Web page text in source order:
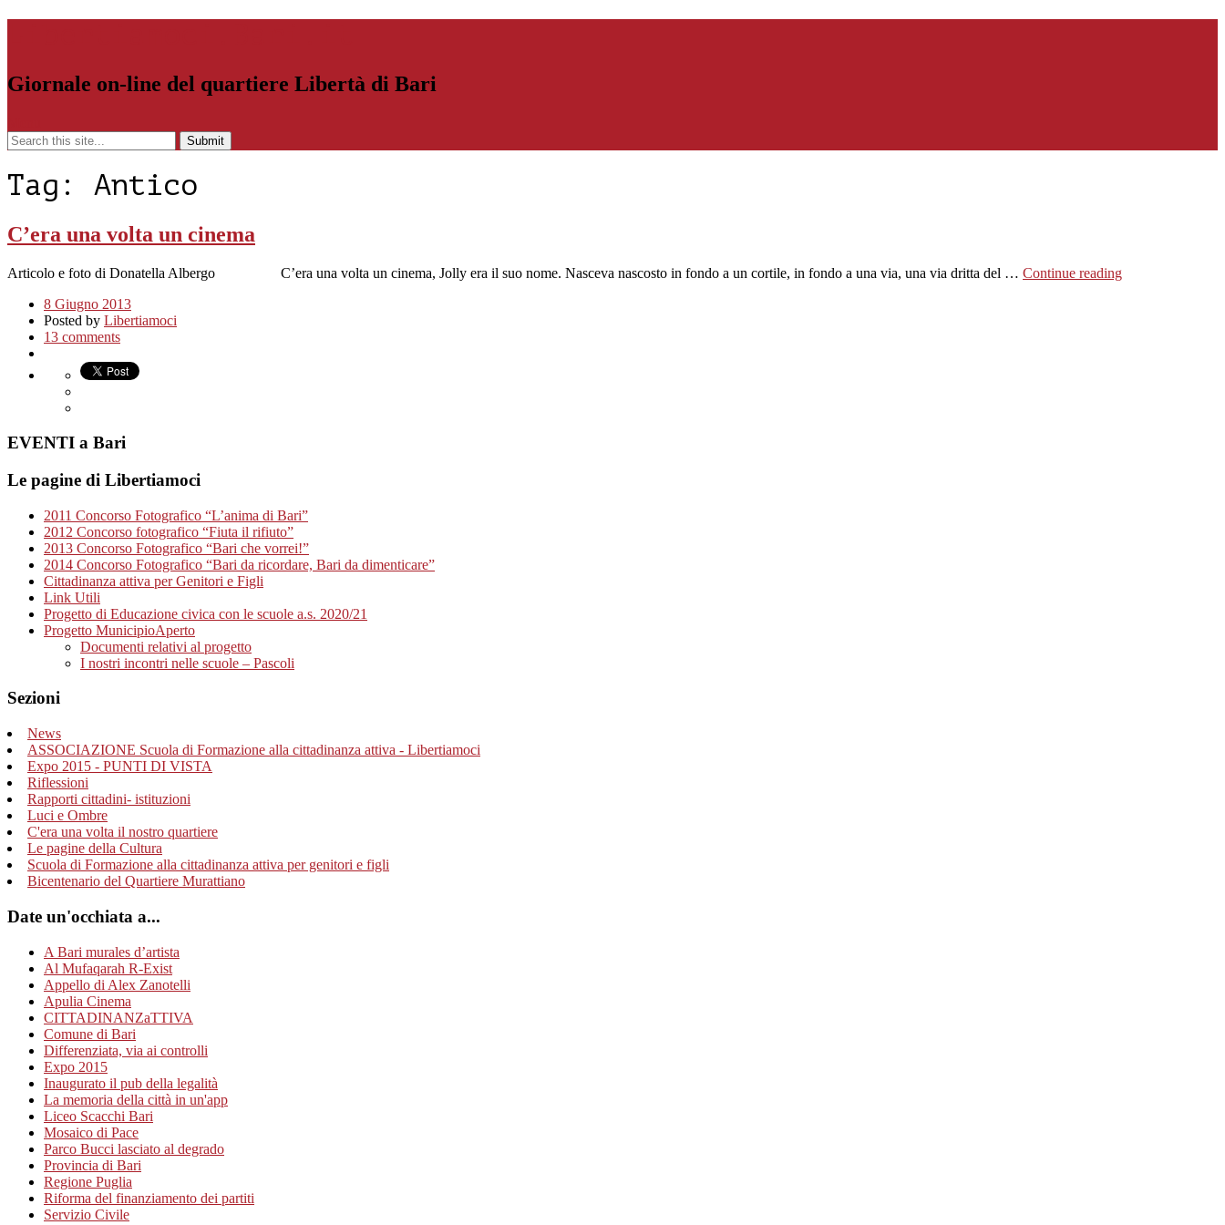
Giornale on-line del quartiere Libertà di Bari
Tag: Antico
C’era una volta un cinema
Articolo e foto di Donatella Albergo C’era una volta un cinema, Jolly era il suo nome. Nasceva nascosto in fondo a un cortile, in fondo a una via, una via dritta del … Continue reading
8 Giugno 2013
Posted by Libertiamoci
13 comments
EVENTI a Bari
Le pagine di Libertiamoci
2011 Concorso Fotografico “L’anima di Bari”
2012 Concorso fotografico “Fiuta il rifiuto”
2013 Concorso Fotografico “Bari che vorrei!”
2014 Concorso Fotografico “Bari da ricordare, Bari da dimenticare”
Cittadinanza attiva per Genitori e Figli
Link Utili
Progetto di Educazione civica con le scuole a.s. 2020/21
Progetto MunicipioAperto
Documenti relativi al progetto
I nostri incontri nelle scuole – Pascoli
Sezioni
News
ASSOCIAZIONE Scuola di Formazione alla cittadinanza attiva - Libertiamoci
Expo 2015 - PUNTI DI VISTA
Riflessioni
Rapporti cittadini- istituzioni
Luci e Ombre
C'era una volta il nostro quartiere
Le pagine della Cultura
Scuola di Formazione alla cittadinanza attiva per genitori e figli
Bicentenario del Quartiere Murattiano
Date un'occhiata a...
A Bari murales d’artista
Al Mufaqarah R-Exist
Appello di Alex Zanotelli
Apulia Cinema
CITTADINANZaTTIVA
Comune di Bari
Differenziata, via ai controlli
Expo 2015
Inaugurato il pub della legalità
La memoria della città in un'app
Liceo Scacchi Bari
Mosaico di Pace
Parco Bucci lasciato al degrado
Provincia di Bari
Regione Puglia
Riforma del finanziamento dei partiti
Servizio Civile